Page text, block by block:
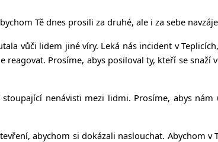
Tě dnes prosili za druhé, ale i za sebe
vůči lidem jiné víry. Leká nás incident v
Prosíme, abys posiloval ty, kteří se
nenávisti mezi lidmi. Prosíme, abys
abychom si dokázali naslouchat. Abychom